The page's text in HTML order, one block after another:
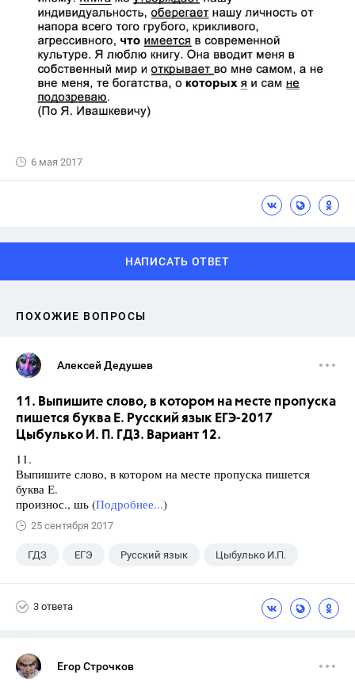
6 мая 2017
НАПИСАТЬ ОТВЕТ
ПОХОЖИЕ ВОПРОСЫ
Алексей Дедушев
11. Выпишите слово, в котором на месте пропуска
пишется буква Е. Русский язык ЕГЭ-2017
Цыбулько И. П. ГДЗ. Вариант 12.
11.
Выпишите слово, в котором на месте пропуска пишется
буква Е.
произнос., шь (Подробнее...)
25 сентября 2017
ГДЗ ЕГЭ Русский язык Цыбулько И.П.
3 ответа
Егор Строчков